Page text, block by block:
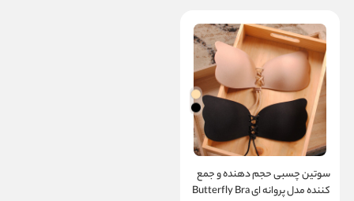
سوتین چسبی حجم دهنده و جمع
کننده مدل پروانه ای Butterfly Bra